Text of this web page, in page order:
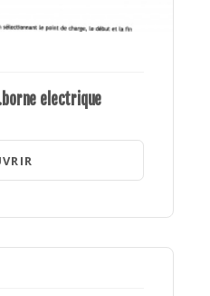
electrique